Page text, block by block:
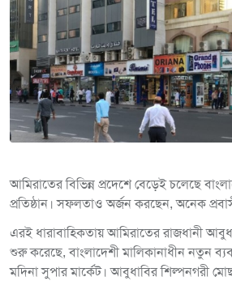
আমিরাতের বিভিন্ন প্রদেশে বেড়েই চলেছে
প্রতিষ্ঠান। সফলতাও অর্জন করছেন, অনেক
এরই ধারাবাহিকতায় আমিরাতের রাজধানী
শুরু করেছে, বাংলাদেশী মালিকানাধীন নতুন
মদিনা সুপার মার্কেট। আবুধাবির শিল্পনগরী